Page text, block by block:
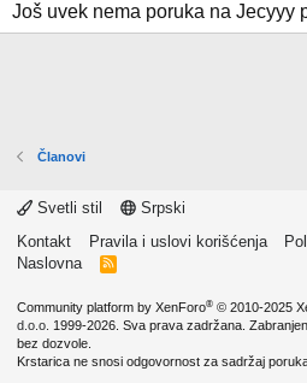
Još uvek nema poruka na Jecyyy
Članovi
Svetli stil
Srpski
Kontakt
Pravila i uslovi korišćenja
Naslovna
R
Community platform by XenForo® © 2010-2025
d.o.o. 1999-2026. Sva prava zadržana.
bez dozvole.
Krstarica ne snosi odgovornost za sadržaj